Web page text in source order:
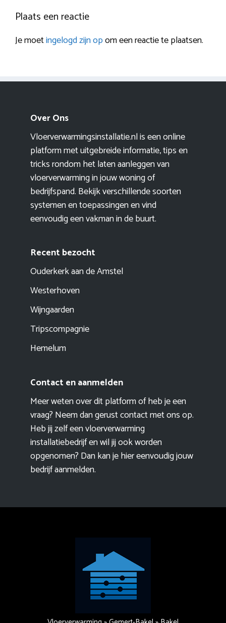
Plaats een reactie
Je moetingelogd zijn opom een reactie te plaatsen.
Over Ons
Vloerverwarmingsinstallatie.nl is een online
platform met uitgebreide informatie, tips en
tricks rondom het laten aanleggen van
vloerverwarming in jouw woning of
bedrijfspand. Bekijk verschillende soorten
systemen en toepassingen en vind
eenvoudig een vakman in de buurt.
Recent bezocht
Ouderkerk aan de Amstel
Westerhoven
Wijngaarden
Tripscompagnie
Hemelum
Contact en aanmelden
Meer weten over dit platform of heb je een
vraag? Neem dan gerust contact met ons op.
Heb jij zelf een vloerverwarming
installatiebedrijf en wil jij ook worden
opgenomen? Dan kan je hier eenvoudigjouw
bedrijf aanmelden.